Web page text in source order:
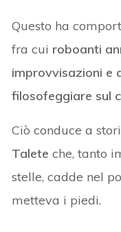
Questo ha
fra cui roboanti
improvvisazioni e
filosofeggiare sul
Ciò conduce a
Talete che, tanto
stelle, cadde nel
metteva i piedi.